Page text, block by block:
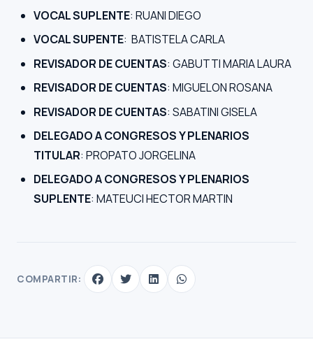
VOCAL SUPLENTE: RUANI DIEGO
VOCAL SUPENTE: BATISTELA CARLA
REVISADOR DE CUENTAS: GABUTTI MARIA LAURA
REVISADOR DE CUENTAS: MIGUELON ROSANA
REVISADOR DE CUENTAS: SABATINI GISELA
DELEGADO A CONGRESOS Y PLENARIOS
TITULAR: PROPATO JORGELINA
DELEGADO A CONGRESOS Y PLENARIOS
SUPLENTE: MATEUCI HECTOR MARTIN
COMPARTIR: